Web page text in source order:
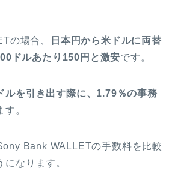
の場合、
日本円から米ドルに両替
ドルあたり150円と激安です。
ルを引き出す際に、1.79％の事務
す。
Bank WALLETの手数料を比較
なります。